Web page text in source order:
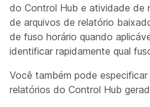
do Control Hub e atividade de
de arquivos de relatório
de fuso horário quando
identificar rapidamente qual
Você também pode
relatórios do Control Hub